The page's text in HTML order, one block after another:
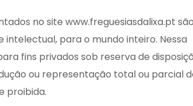
no site www.freguesiasdalixa.pt são
para o mundo inteiro. Nessa
fins privados sob reserva de
ou representação total ou parcial
proibida.